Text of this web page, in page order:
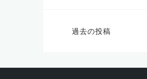
投
過去の投稿